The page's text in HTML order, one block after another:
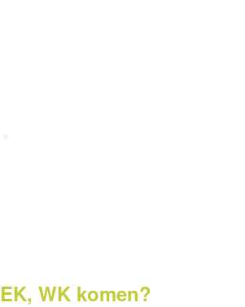
WK komen?